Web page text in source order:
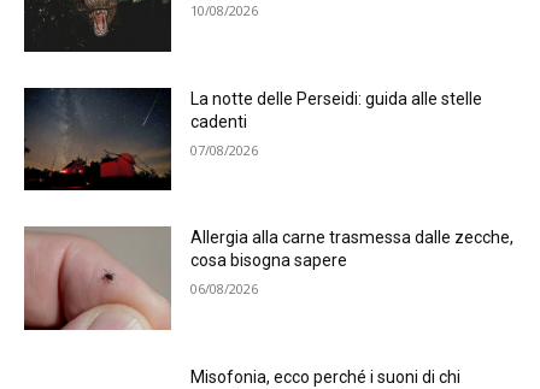
10/08/2026
La notte delle Perseidi: guida alle stelle
cadenti
07/08/2026
Allergia alla carne trasmessa dalle zecche,
cosa bisogna sapere
06/08/2026
Misofonia, ecco perché i suoni di chi